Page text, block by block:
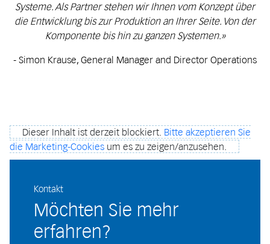
Systeme. Als Partner stehen wir Ihnen vom Konzept über
die Entwicklung bis zur Produktion an Ihrer Seite. Von der
Komponente bis hin zu ganzen Systemen.»
- Simon Krause, General Manager and Director Operations
Dieser Inhalt ist derzeit blockiert. Bitte akzeptieren Sie
die Marketing-Cookies um es zu zeigen/anzusehen.
Kontakt
Möchten Sie mehr
erfahren?